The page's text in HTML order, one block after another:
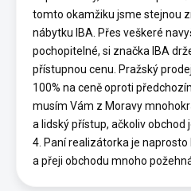
tomto okamžiku jsme stejnou
nábytku IBA. Přes veškeré
pochopitelné, si značka IBA
přístupnou cenu. Pražský
100% na ceně oproti
musím Vám z Moravy
a lidský přístup, ačkoliv obchod
4. Paní realizátorka je naprosto
a přeji obchodu mnoho